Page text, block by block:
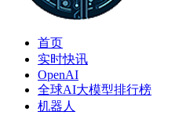
首页
实时快讯
OpenAI
全球AI大模型排行榜
机器人